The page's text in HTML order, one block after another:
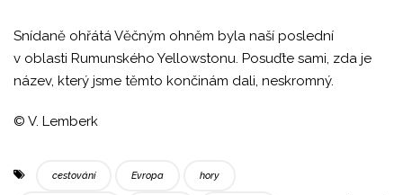
Snídaně ohřátá Věčným ohněm byla naší poslední
v oblasti Rumunského Yellowstonu. Posuďte sami, zda je
název, který jsme těmto končinám dali, neskromný.
© V. Lemberk
cestování Evropa hory